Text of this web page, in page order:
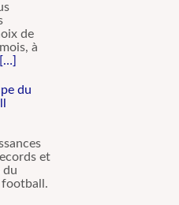
de
à
[…]
du
et
du
football.